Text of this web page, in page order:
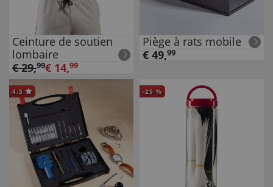
Ceinture de soutien
lombaire
€29,99€ 14,99
Piège à rats mobile
€ 49,99
4.5 -25 %